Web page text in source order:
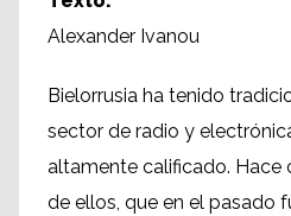
Alexander Ivanou
Bielorrusia ha tenido
sector de radio y
altamente calificado. Hace
de ellos, que en el pasado